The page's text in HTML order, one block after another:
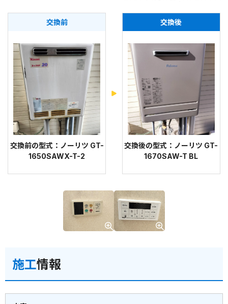
交換前
交換前の型式：ノーリツ GT-
1650SAWX-T-2
交換後
交換後の型式：ノーリツ GT-
1670SAW-T BL
施工情報